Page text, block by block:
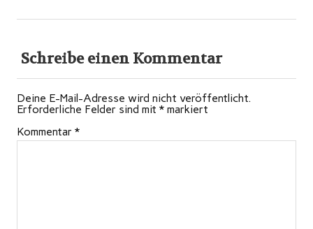
Schreibe einen Kommentar
Deine E-Mail-Adresse wird nicht veröffentlicht.
Erforderliche Felder sind mit * markiert
Kommentar *